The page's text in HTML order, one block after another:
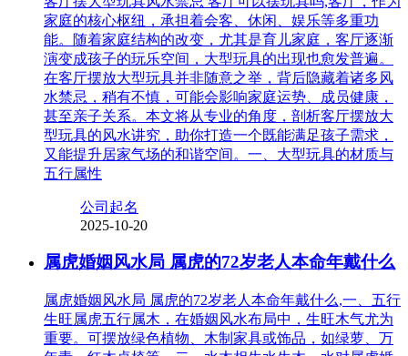
家庭的核心枢纽，承担着会客、休闲、娱乐等多重功
能。随着家庭结构的改变，尤其是育儿家庭，客厅逐渐
演变成孩子的玩乐空间，大型玩具的出现也愈发普遍。
在客厅摆放大型玩具并非随意之举，背后隐藏着诸多风
水禁忌，稍有不慎，可能会影响家庭运势、成员健康，
甚至亲子关系。本文将从专业的角度，剖析客厅摆放大
型玩具的风水讲究，助你打造一个既能满足孩子需求，
又能提升居家气场的和谐空间。一、大型玩具的材质与
五行属性
公司起名
2025-10-20
属虎婚姻风水局 属虎的72岁老人本命年戴什么
属虎婚姻风水局 属虎的72岁老人本命年戴什么,一、五行
生旺属虎五行属木，在婚姻风水布局中，生旺木气尤为
重要。可摆放绿色植物、木制家具或饰品，如绿萝、万